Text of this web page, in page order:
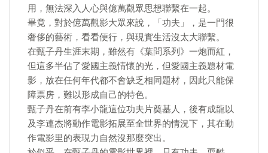
用，無法深入人心與億萬觀眾思想聯繫在一起。
畢竟，對於億萬觀影大眾來說，「功夫」，是一門很
奢侈的藝術，看看便行，與現實生活沒太大聯繫。
在甄子丹生涯末期，雖然有《葉問系列》一炮而紅，
但這多半佔了愛國主義情懷的光，但愛國主義題材電
影，放在任何年代都不會缺乏相同題材，因此只能保
障票房，難以形成自己的特色。
甄子丹在前有李小龍這位功夫片奠基人，後有成龍以
及李連杰將動作電影拓展至全世界的情況下，其在動
作電影里的表現力自然沒那麼突出。